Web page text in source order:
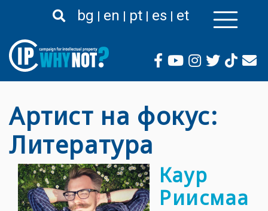
към
съдържание
bg en pt es et
Артист на фокус:
Литература
Каур
Риисмаа